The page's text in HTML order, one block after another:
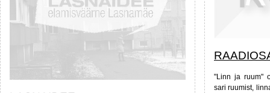
"Linn ja ruum"
sari ruumist,